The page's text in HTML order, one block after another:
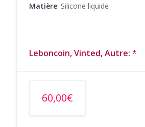
Matière: Silicone liquide
Leboncoin, Vinted, Autre: *
60,00€